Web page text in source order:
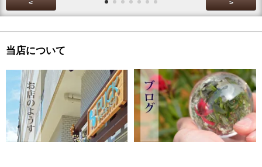
< >
当店について